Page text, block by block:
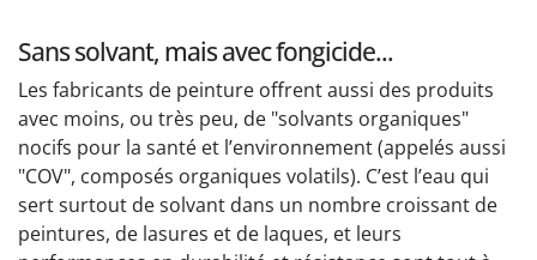
Sans solvant, mais avec fongicide...
Les fabricants de peinture offrent aussi des produits
avec moins, ou très peu, de "solvants organiques"
nocifs pour la santé et l’environnement (appelés aussi
"COV", composés organiques volatils). C’est l’eau qui
sert surtout de solvant dans un nombre croissant de
peintures, de lasures et de laques, et leurs